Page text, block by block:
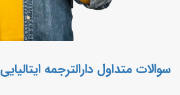
سوالات متداول دارالترجمه ایتالیایی